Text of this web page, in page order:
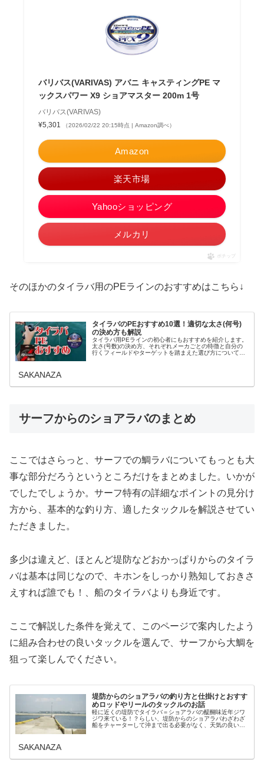
バリバス(VARIVAS) アバニ キャスティングPE マ
ックスパワー X9 ショアマスター 200m 1号
バリバス(VARIVAS)
¥5,301
（2026/02/22 20:15時点 | Amazon調べ）
Amazon
楽天市場
Yahooショッピング
メルカリ
ポチップ
そのほかのタイラバ用のPEラインのおすすめはこちら↓
タイラバのPEおすすめ10選！適切な太さ(何号)
の決め方も解説
タイラバ用PEラインの初心者にもおすすめを紹介します。
太さ(号数)の決め方、それぞれメーカごとの特徴と自分の
行くフィールドやターゲットを踏まえた選び方についても
SAKANAZA
サーフからのショアラバのまとめ
ここではさらっと、サーフでの鯛ラバについてもっとも大
事な部分だろうというところだけをまとめました。いかが
でしたでしょうか。サーフ特有の詳細なポイントの見分け
方から、基本的な釣り方、適したタックルを解説させてい
ただきました。
多少は違えど、ほとんど堤防などおかっぱりからのタイラ
バは基本は同じなので、キホンをしっかり熟知しておきさ
えすれば誰でも！、船のタイラバよりも身近です。
ここで解説した条件を覚えて、このページで案内したよう
に組み合わせの良いタックルを選んで、サーフから大鯛を
狙って楽しんでください。
堤防からのショアラバの釣り方と仕掛けとおすす
めロッドやリールのタックルのお話
軽に近くの堤防でタイラバ＝ショアラバの醍醐味近年ジワ
ジワ来ている！？らしい、堤防からのショアラバわざわざ
船をチャーターして沖まで出る必要がなく、天気の良い休
SAKANAZA